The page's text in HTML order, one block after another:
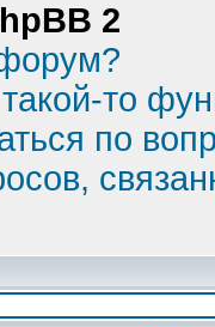
2
то
по